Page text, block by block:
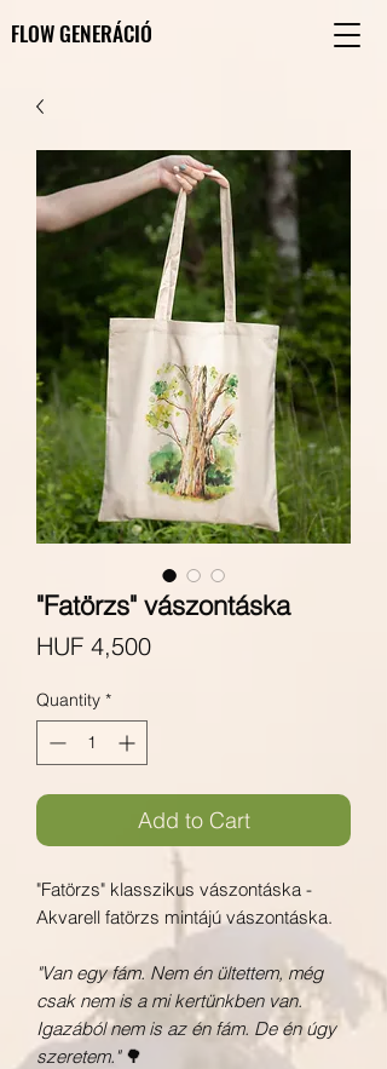
FLOW GENERÁCIÓ
FLOW GENERÁCIÓ
"Fatörzs" vászontáska
HUF 4,500Price
Quantity *
Add to Cart
"Fatörzs" klasszikus vászontáska -
Akvarell fatörzs mintájú vászontáska.
"Van egy fám. Nem én ültettem, még
csak nem is a mi kertünkben van.
Igazából nem is az én fám. De én úgy
szeretem." 🌳